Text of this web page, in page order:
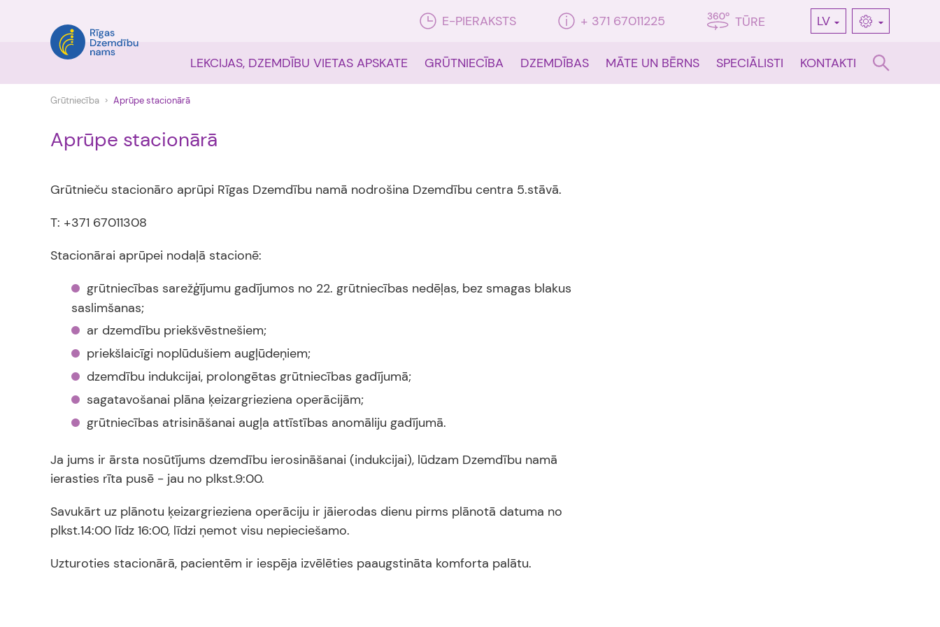
E-PIERAKSTS + 371 67011225 TŪRE LV
LEKCIJAS, DZEMDĪBU VIETAS APSKATE GRŪTNIECĪBA DZEMDĪBAS MĀTE UN BĒRNS SPECIĀLISTI KONTAKTI
Grūtniecība Aprūpe stacionārā
Aprūpe stacionārā
Grūtnieču stacionāro aprūpi Rīgas Dzemdību namā nodrošina Dzemdību centra 5.stāvā.
T: +371 67011308
Stacionārai aprūpei nodaļā stacionē:
grūtniecības sarežģījumu gadījumos no 22. grūtniecības nedēļas, bez smagas blakus
saslimšanas;
ar dzemdību priekšvēstnešiem;
priekšlaicīgi noplūdušiem augļūdeņiem;
dzemdību indukcijai, prolongētas grūtniecības gadījumā;
sagatavošanai plāna ķeizargrieziena operācijām;
grūtniecības atrisināšanai augļa attīstības anomāliju gadījumā.
Ja jums ir ārsta nosūtījums dzemdību ierosināšanai (indukcijai), lūdzam Dzemdību namā
ierasties rīta pusē - jau no plkst.9:00.
Savukārt uz plānotu ķeizargrieziena operāciju ir jāierodas dienu pirms plānotā datuma no
plkst.14:00 līdz 16:00, līdzi ņemot visu nepieciešamo.
Uzturoties stacionārā, pacientēm ir iespēja izvēlēties paaugstināta komforta palātu.